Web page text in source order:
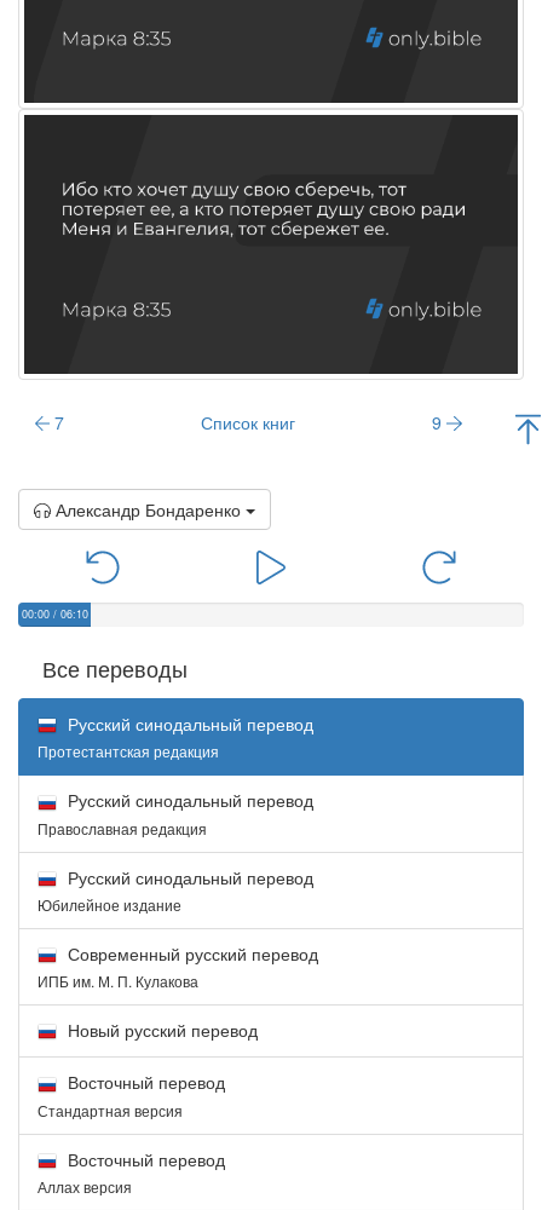
7 Список книг 9
Александр Бондаренко
00:00 / 06:10
Все переводы
Русский синодальный перевод
Протестантская редакция
Русский синодальный перевод
Православная редакция
Русский синодальный перевод
Юбилейное издание
Современный русский перевод
ИПБ им. М. П. Кулакова
Новый русский перевод
Восточный перевод
Стандартная версия
Восточный перевод
Аллах версия